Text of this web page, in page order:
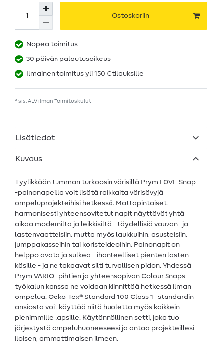
Ostoskoriin
Nopea toimitus
30 päivän palautusoikeus
Ilmainen toimitus yli 150 € tilauksille
* sis. ALV ilman Toimituskulut
Lisätiedot
Kuvaus
Tyylikkään tumman turkoosin värisillä Prym LOVE Snap
-painonapeilla voit lisätä raikkaita värisävyjä
ompeluprojekteihisi hetkessä. Mattapintaiset,
harmonisesti yhteensovitetut napit näyttävät yhtä
aikaa modernilta ja leikkisiltä - täydellisiä vauvan- ja
lastenvaatteisiin, mutta myös laukkuihin, asusteisiin,
jumppakasseihin tai koristeideoihin. Painonapit on
helppo avata ja sulkea - ihanteelliset pienten lasten
käsille - ja ne takaavat silti turvallisen pidon. Yhdessä
Prym VARIO -pihtien ja yhteensopivan Colour Snaps -
työkalun kanssa ne voidaan kiinnittää hetkessä ilman
ompelua. Oeko-Tex® Standard 100 Class 1 -standardin
ansiosta voit käyttää niitä huoletta myös kaikkein
pienimmille lapsille. Käytännöllinen setti, joka tuo
järjestystä ompeluhuoneeseesi ja antaa projekteillesi
iloisen, ammattimaisen ilmeen.